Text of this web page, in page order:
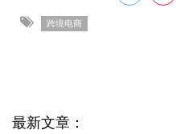
跨境电商
最新文章：